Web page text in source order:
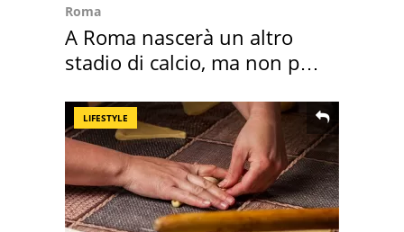
Roma
A Roma nascerà un altro
stadio di calcio, ma non per
LIFESTYLE